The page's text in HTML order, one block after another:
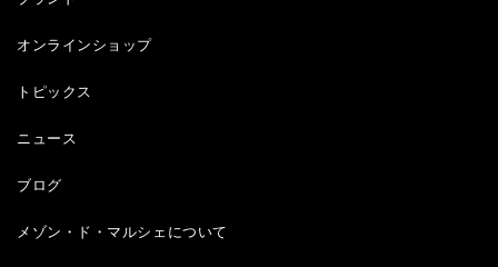
オンラインショップ
トピックス
ニュース
ブログ
メゾン・ド・マルシェについて